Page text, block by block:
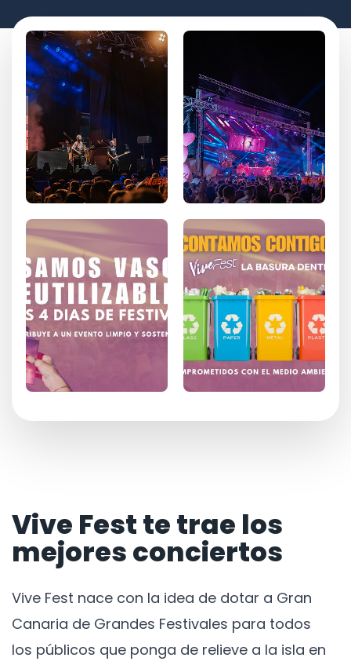
Vive Fest te trae los
mejores conciertos
Vive Fest nace con la idea de dotar a Gran
Canaria de Grandes Festivales para todos
los públicos que ponga de relieve a la isla en